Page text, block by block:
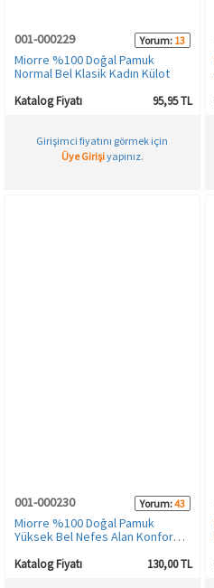
001-000229 Yorum: 13
Miorre %100 Doğal Pamuk
Normal Bel Klasik Kadın Külot
Katalog Fiyatı 95,95 TL
Girişimci fiyatını görmek için
Üye Girişiyapınız.
001-000230 Yorum:43
Miorre %100 Doğal Pamuk
Yüksek Bel Nefes Alan Konfor
Katalog Fiyatı 130,00 TL